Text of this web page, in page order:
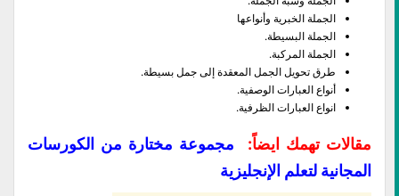
الجملة الخبرية وأنواعها
الجملة البسيطة.
الجملة المركبة.
طرق تحويل الجمل المعقدة إلى جمل بسيطة.
أنواع العبارات الوصفية.
انواع العبارات الظرفية.
مقالات تهمك ايضاً:
مجموعة مختارة من الكورسات
المجانية لتعلم الإنجليزية